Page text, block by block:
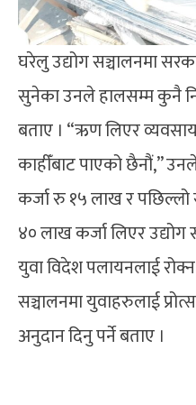
घरेलु उद्योग सञ्चालनमा
सुनेका उनले हालसम्म कुनै
बताए । “ऋण लिएर
काहीँबाट पाएको छैनौं,”
कर्जा रु १५ लाख र
४० लाख कर्जा लिएर
युवा विदेश पलायनलाई
सञ्चालनमा युवाहरुलाई
अनुदान दिनु पर्ने बताए ।